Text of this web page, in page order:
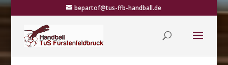
bepartof@tus-ffb-handball.de